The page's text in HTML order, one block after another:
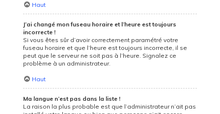
Haut
J’ai changé mon fuseau horaire et l’heure est toujours
incorrecte !
Si vous êtes sûr d’avoir correctement paramétré votre
fuseau horaire et que l’heure est toujours incorrecte, il se
peut que le serveur ne soit pas à l’heure. Signalez ce
problème à un administrateur.
Haut
Ma langue n’est pas dans la liste !
La raison la plus probable est que l’administrateur n’ait pas